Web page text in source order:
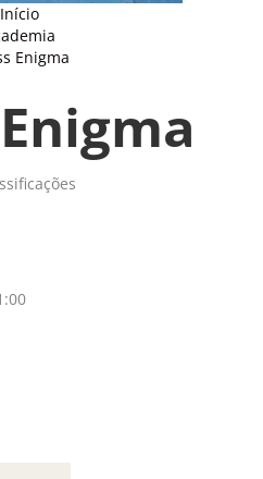
Início
Enigma